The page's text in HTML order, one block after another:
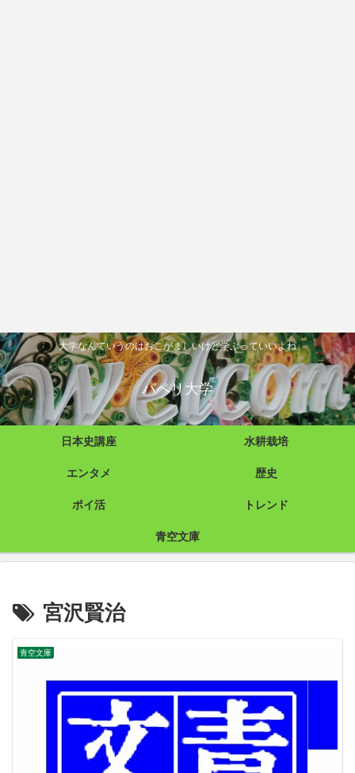
大学なんていうのはおこがましいけど学ぶっていいよね
パペリ大学
日本史講座 水耕栽培
エンタメ 歴史
ポイ活 トレンド
青空文庫
宮沢賢治
青空文庫